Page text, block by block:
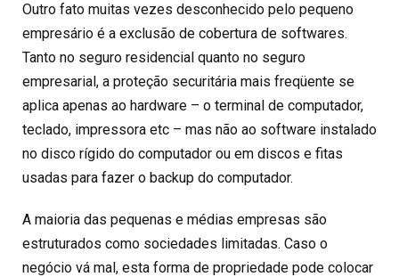
Outro fato muitas vezes desconhecido pelo pequeno
empresário é a exclusão de cobertura de softwares.
Tanto no seguro residencial quanto no seguro
empresarial, a proteção securitária mais freqüente se
aplica apenas ao hardware – o terminal de computador,
teclado, impressora etc – mas não ao software instalado
no disco rígido do computador ou em discos e fitas
usadas para fazer o backup do computador.
A maioria das pequenas e médias empresas são
estruturados como sociedades limitadas. Caso o
negócio vá mal, esta forma de propriedade pode colocar